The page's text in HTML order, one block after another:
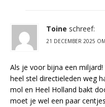
Toine schreef:
21 DECEMBER 2025
Als je voor bijna een
heel stel directieleden weg
mol en Heel Holland bakt
moet je wel een paar